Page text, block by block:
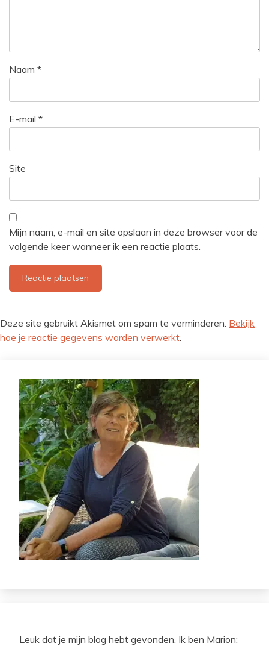
Naam *
E-mail *
Site
Mijn naam, e-mail en site opslaan in deze browser voor de
volgende keer wanneer ik een reactie plaats.
Deze site gebruikt Akismet om spam te verminderen. Bekijk
hoe je reactie gegevens worden verwerkt
Leuk dat je mijn blog hebt gevonden. Ik ben Marion: